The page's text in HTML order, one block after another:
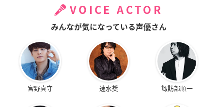
VOICE ACTOR
みんなが気になっている声優さん
宮野真守 速水奨 諏訪部順一